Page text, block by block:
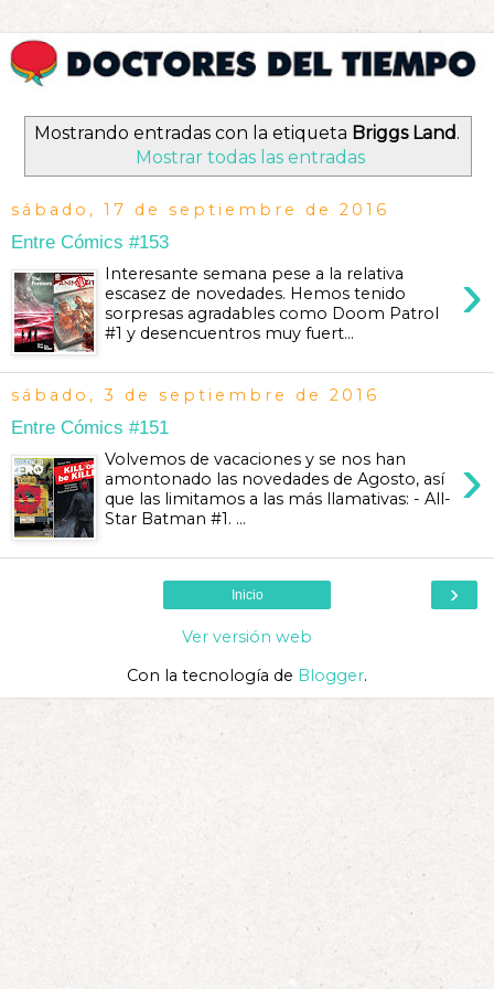
Mostrando entradas con la etiqueta Briggs Land.
Mostrar todas las entradas
sábado, 17 de septiembre de 2016
Entre Cómics #153
›
Interesante semana pese a la relativa
escasez de novedades. Hemos tenido
sorpresas agradables como Doom Patrol
#1 y desencuentros muy fuert...
sábado, 3 de septiembre de 2016
Entre Cómics #151
›
Volvemos de vacaciones y se nos han
amontonado las novedades de Agosto, así
que las limitamos a las más llamativas: - All-
Star Batman #1. ...
›
Inicio
Ver versión web
Con la tecnología de Blogger.